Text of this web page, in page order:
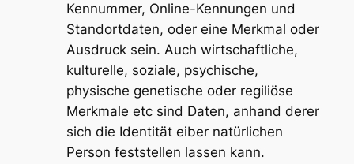
Kennummer, Online-Kennungen und
Standortdaten, oder eine Merkmal oder
Ausdruck sein. Auch wirtschaftliche,
kulturelle, soziale, psychische,
physische genetische oder regiliöse
Merkmale etc sind Daten, anhand derer
sich die Identität eiber natürlichen
Person feststellen lassen kann.